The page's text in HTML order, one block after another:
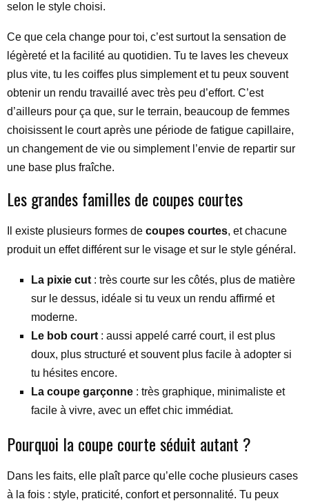
selon le style choisi.
Ce que cela change pour toi, c’est surtout la sensation de
légèreté et la facilité au quotidien. Tu te laves les cheveux
plus vite, tu les coiffes plus simplement et tu peux souvent
obtenir un rendu travaillé avec très peu d’effort. C’est
d’ailleurs pour ça que, sur le terrain, beaucoup de femmes
choisissent le court après une période de fatigue capillaire,
un changement de vie ou simplement l’envie de repartir sur
une base plus fraîche.
Les grandes familles de coupes courtes
Il existe plusieurs formes de coupes courtes, et chacune
produit un effet différent sur le visage et sur le style général.
La pixie cut : très courte sur les côtés, plus de matière
sur le dessus, idéale si tu veux un rendu affirmé et
moderne.
Le bob court : aussi appelé carré court, il est plus
doux, plus structuré et souvent plus facile à adopter si
tu hésites encore.
La coupe garçonne : très graphique, minimaliste et
facile à vivre, avec un effet chic immédiat.
Pourquoi la coupe courte séduit autant ?
Dans les faits, elle plaît parce qu’elle coche plusieurs cases
à la fois : style, praticité, confort et personnalité. Tu peux